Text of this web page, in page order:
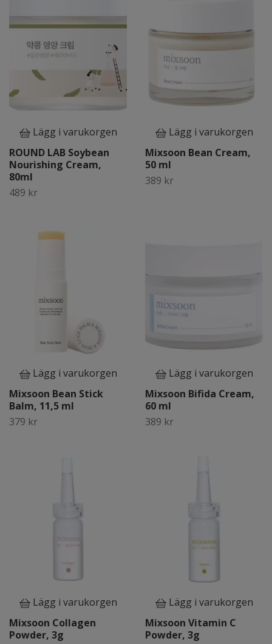
Lägg i varukorgen
ROUND LAB Soybean
Nourishing Cream,
80ml
489 kr
Lägg i varukorgen
Mixsoon Bean Cream,
50 ml
389 kr
Lägg i varukorgen
Mixsoon Bean Stick
Balm, 11,5 ml
379 kr
Lägg i varukorgen
Mixsoon Bifida Cream,
60 ml
389 kr
Lägg i varukorgen
Mixsoon Collagen
Powder, 3g
Lägg i varukorgen
Mixsoon Vitamin C
Powder, 3g